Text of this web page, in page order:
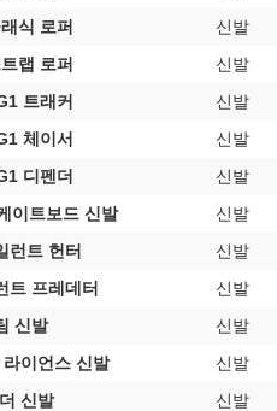
식 로퍼
신발
랩 로퍼
신발
트래커
신발
체이서
신발
디펜더
신발
이트보드 신발
신발
런트 헌터
신발
트 프레데터
신발
신발
신발
이언스 신발
신발
신발
신발